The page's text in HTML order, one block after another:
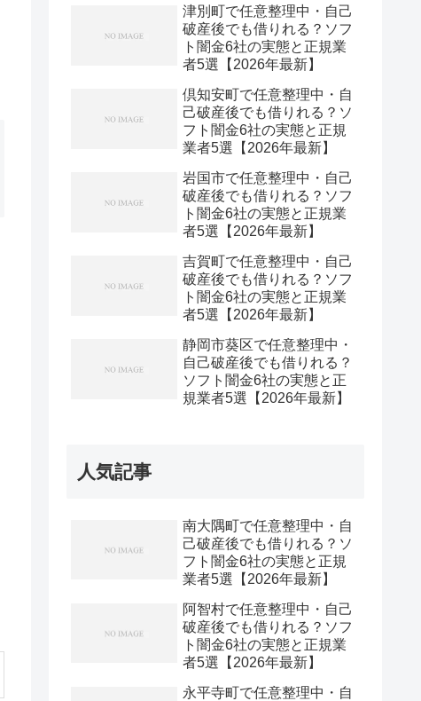
津別町で任意整理中・自己
破産後でも借りれる？ソフ
ト闇金6社の実態と正規業
者5選【2026年最新】
倶知安町で任意整理中・自
己破産後でも借りれる？ソ
フト闇金6社の実態と正規
業者5選【2026年最新】
岩国市で任意整理中・自己
破産後でも借りれる？ソフ
ト闇金6社の実態と正規業
者5選【2026年最新】
吉賀町で任意整理中・自己
破産後でも借りれる？ソフ
ト闇金6社の実態と正規業
者5選【2026年最新】
静岡市葵区で任意整理中・
自己破産後でも借りれる？
ソフト闇金6社の実態と正
規業者5選【2026年最新】
人気記事
南大隅町で任意整理中・自
己破産後でも借りれる？ソ
フト闇金6社の実態と正規
業者5選【2026年最新】
阿智村で任意整理中・自己
破産後でも借りれる？ソフ
ト闇金6社の実態と正規業
者5選【2026年最新】
永平寺町で任意整理中・自